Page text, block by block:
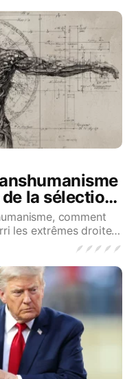
la sélection
comment
les extrêmes droites
🪶 🪶 🪶 🪶 🪶